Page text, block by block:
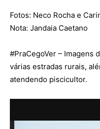
Fotos: Neco Rocha e
Nota: Jandaia Caetano
#PraCegoVer – Imagens
várias estradas rurais,
atendendo piscicultor.